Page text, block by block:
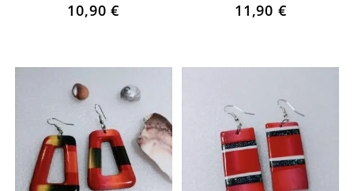
10,90€ 11,90 €